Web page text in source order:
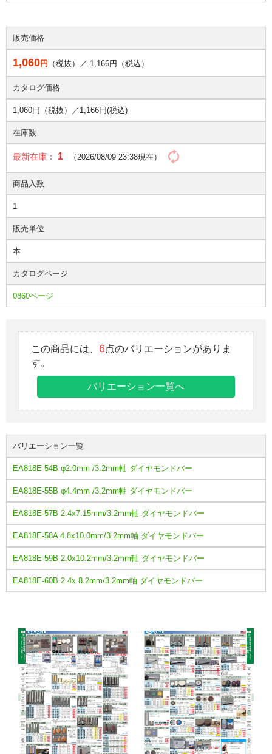
販売価格
1,060円 （税抜）／ 1,166円（税込）
カタログ価格
1,060円（税抜）／ 1,166円(税込)
在庫数
最新在庫： 1 （2026/08/09 23:38現在）
商品入数
1
販売単位
本
カタログページ
0860ページ
この商品には、 6点のバリエーションがありま
す。
バリエーション一覧へ
バリエーション一覧
EA818E-54B φ2.0mm /3.2mm軸 ダイヤモンドバー
EA818E-55B φ4.4mm /3.2mm軸 ダイヤモンドバー
EA818E-57B 2.4x7.15mm/3.2mm軸 ダイヤモンドバー
EA818E-58A 4.8x10.0mm/3.2mm軸 ダイヤモンドバー
EA818E-59B 2.0x10.2mm/3.2mm軸 ダイヤモンドバー
EA818E-60B 2.4x 8.2mm/3.2mm軸 ダイヤモンドバー